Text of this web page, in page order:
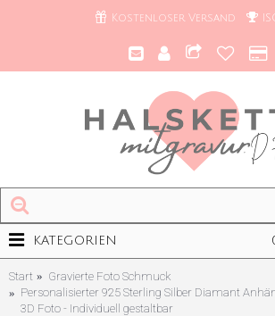
Kostenloser Versand
KATEGORIEN
Start
Gravierte Foto Schmuck
Personalisierter 925 Sterling Silber Diamant
3D Foto - Individuell gestaltbar